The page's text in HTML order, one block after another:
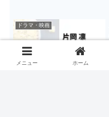
ドラマ・映画
メニュー ホーム